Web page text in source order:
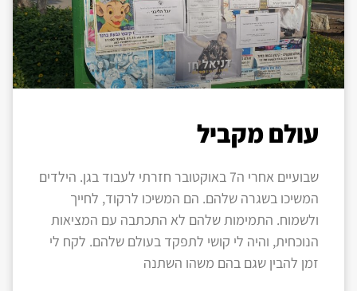
עולם מקביל
שבועיים אחרי ה7 באוקטובר חזרתי לעבוד בגן. הילדים
המשיכו בשגרה שלהם. הם המשיכו לרקוד, לחייך
ולשמוח. התמימות שלהם לא התכתבה עם המציאות
הנוכחית, והיה לי קושי לתפקד בעולם שלהם. לקח לי
זמן להבין שגם בהם משהו השתנה